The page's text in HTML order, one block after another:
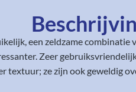
een zeldzame
Zeer
textuur; ze zijn ook geweldig